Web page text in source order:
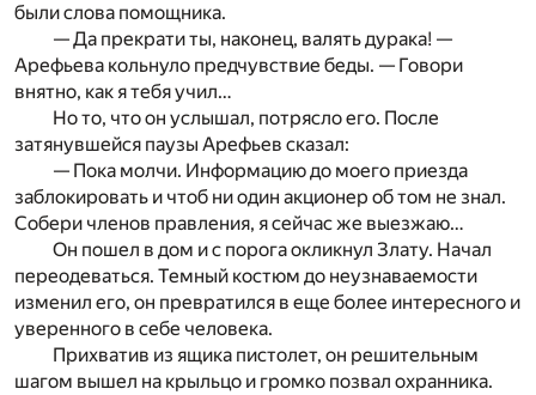
были слова помощника.
— Да прекрати ты, наконец, валять дурака! —
Арефьева кольнуло предчувствие беды. — Говори
внятно, как я тебя учил…
Но то, что он услышал, потрясло его. После
затянувшейся паузы Арефьев сказал:
— Пока молчи. Информацию до моего приезда
заблокировать и чтоб ни один акционер об том не знал.
Собери членов правления, я сейчас же выезжаю…
Он пошел в дом и с порога окликнул Злату. Начал
переодеваться. Темный костюм до неузнаваемости
изменил его, он превратился в еще более интересного и
уверенного в себе человека.
Прихватив из ящика пистолет, он решительным
шагом вышел на крыльцо и громко позвал охранника.